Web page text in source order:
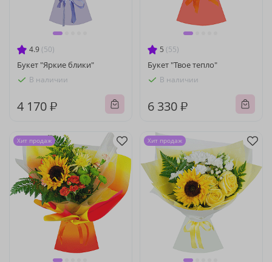
4.9 (50)
Букет "Яркие блики"
В наличии
4 170 ₽
5 (55)
Букет "Твое тепло"
В наличии
6 330 ₽
Хит продаж Хит продаж